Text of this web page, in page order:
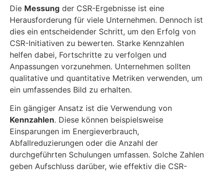
Die Messung der CSR-Ergebnisse ist eine
Herausforderung für viele Unternehmen. Dennoch ist
dies ein entscheidender Schritt, um den Erfolg von
CSR-Initiativen zu bewerten. Starke Kennzahlen
helfen dabei, Fortschritte zu verfolgen und
Anpassungen vorzunehmen. Unternehmen sollten
qualitative und quantitative Metriken verwenden, um
ein umfassendes Bild zu erhalten.
Ein gängiger Ansatz ist die Verwendung von
Kennzahlen. Diese können beispielsweise
Einsparungen im Energieverbrauch,
Abfallreduzierungen oder die Anzahl der
durchgeführten Schulungen umfassen. Solche Zahlen
geben Aufschluss darüber, wie effektiv die CSR-